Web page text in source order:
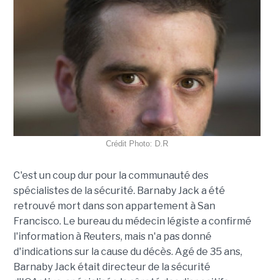
Crédit Photo: D.R
C'est un coup dur pour la communauté des
spécialistes de la sécurité. Barnaby Jack a été
retrouvé mort dans son appartement à San
Francisco. Le bureau du médecin légiste a confirmé
l'information à Reuters, mais n'a pas donné
d'indications sur la cause du décès. Agé de 35 ans,
Barnaby Jack était directeur de la sécurité